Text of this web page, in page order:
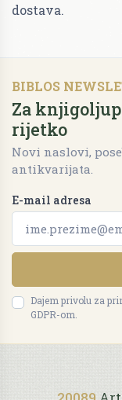
dostava.
BIBLOS
Za
rijetko
Novi naslovi,
antikvarijata.
E-mail adresa
Dajem privolu za
GDPR-om.